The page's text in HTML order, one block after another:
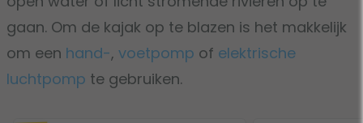
gaan. Om de kajak op te blazen is het makkelijk
om een hand-, voetpomp of elektrische
luchtpomp te gebruiken.